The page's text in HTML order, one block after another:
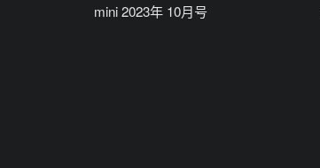
mini 2023年 10月号